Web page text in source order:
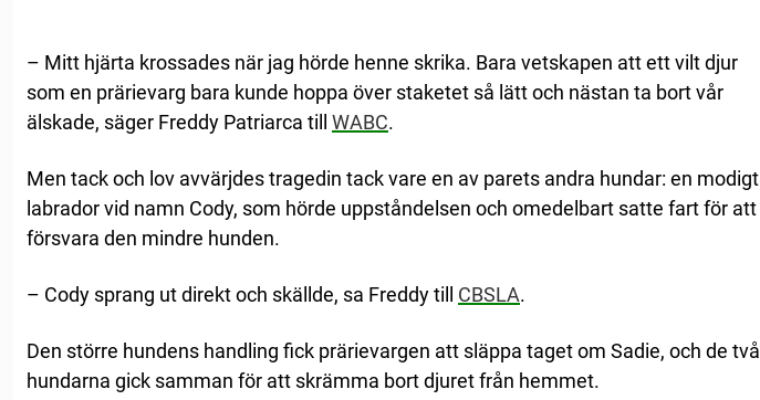
– Mitt hjärta krossades när jag hörde henne skrika. Bara vetskapen att ett vilt djur
som en prärievarg bara kunde hoppa över staketet så lätt och nästan ta bort vår
älskade, säger Freddy Patriarca till WABC.
Men tack och lov avvärjdes tragedin tack vare en av parets andra hundar: en modigt
labrador vid namn Cody, som hörde uppståndelsen och omedelbart satte fart för att
försvara den mindre hunden.
– Cody sprang ut direkt och skällde, sa Freddy till CBSLA.
Den större hundens handling fick prärievargen att släppa taget om Sadie, och de två
hundarna gick samman för att skrämma bort djuret från hemmet.